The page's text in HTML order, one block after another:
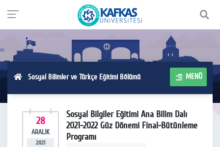
Sosyal Bilimler ve Türkçe Eğitimi Bölümü MENÜ
28
ARALIK
2021
Sosyal Bilgiler Eğitimi Ana Bilim Dalı
2021-2022 Güz Dönemi Final-Bütünleme
Programı